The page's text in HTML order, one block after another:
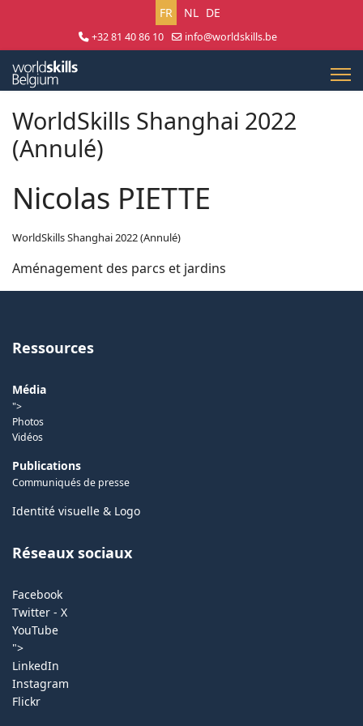
Sélectionnez votre langue
FR NL DE
+32 81 40 86 10
info@worldskills.be
WorldSkills Shanghai 2022
(Annulé)
Nicolas PIETTE
WorldSkills Shanghai 2022 (Annulé)
Aménagement des parcs et jardins
Ressources
Média
">
Photos
Vidéos
Publications
Communiqués de presse
Identité visuelle & Logo
Réseaux sociaux
Facebook
Twitter - X
YouTube
">
LinkedIn
Instagram
Flickr